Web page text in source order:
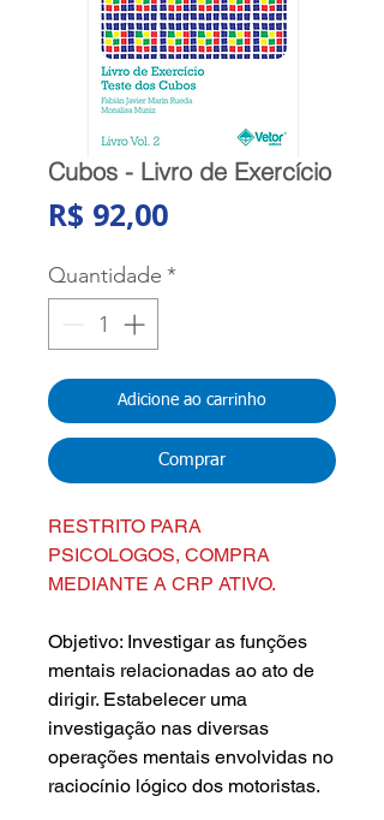
Cubos - Livro de Exercício
R$ 92,00Preço
Quantidade *
Adicione ao carrinho
Comprar
RESTRITO PARA
PSICOLOGOS, COMPRA
MEDIANTE A CRP ATIVO.
Objetivo: Investigar as funções
mentais relacionadas ao ato de
dirigir. Estabelecer uma
investigação nas diversas
operações mentais envolvidas no
raciocínio lógico dos motoristas.